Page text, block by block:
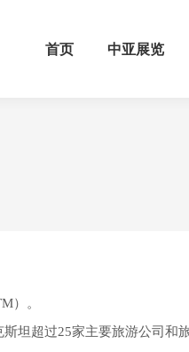
首页 中亚展览
）。
坦超过25家主要旅游公司和